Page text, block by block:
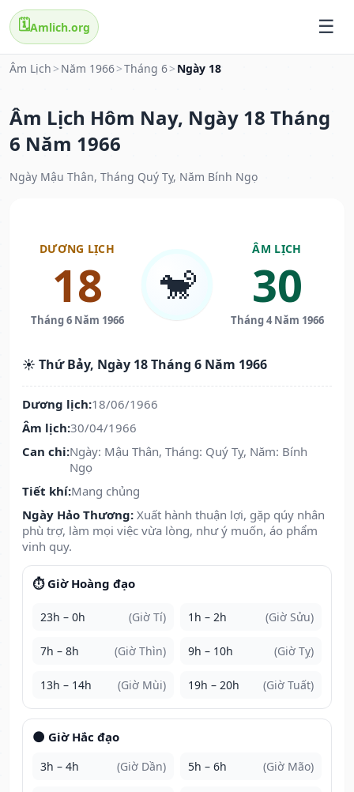
🗓️Amlich.org
Âm Lịch > Năm 1966>Tháng 6> Ngày 18
Âm Lịch Hôm Nay, Ngày 18 Tháng
6 Năm 1966
Ngày Mậu Thân, Tháng Quý Tỵ, Năm Bính Ngọ
DƯƠNG LỊCH
18
Tháng 6 Năm 1966
🐒
ÂM LỊCH
30
Tháng 4 Năm 1966
☀️ Thứ Bảy, Ngày 18 Tháng 6 Năm 1966
Dương lịch:18/06/1966
Âm lịch:30/04/1966
Can chi:Ngày: Mậu Thân, Tháng: Quý Tỵ, Năm: Bính
Ngọ
Tiết khí:Mang chủng
Ngày Hảo Thương: Xuất hành thuận lợi, gặp qúy nhân
phù trợ, làm mọi việc vừa lòng, như ý muốn, áo phẩm
vinh quy.
⏱️ Giờ Hoàng đạo
23h – 0h (Giờ Tí) 1h – 2h (Giờ Sửu)
7h – 8h (Giờ Thìn) 9h – 10h (Giờ Tỵ)
13h – 14h (Giờ Mùi) 19h – 20h (Giờ Tuất)
🌑 Giờ Hắc đạo
3h – 4h (Giờ Dần) 5h – 6h (Giờ Mão)